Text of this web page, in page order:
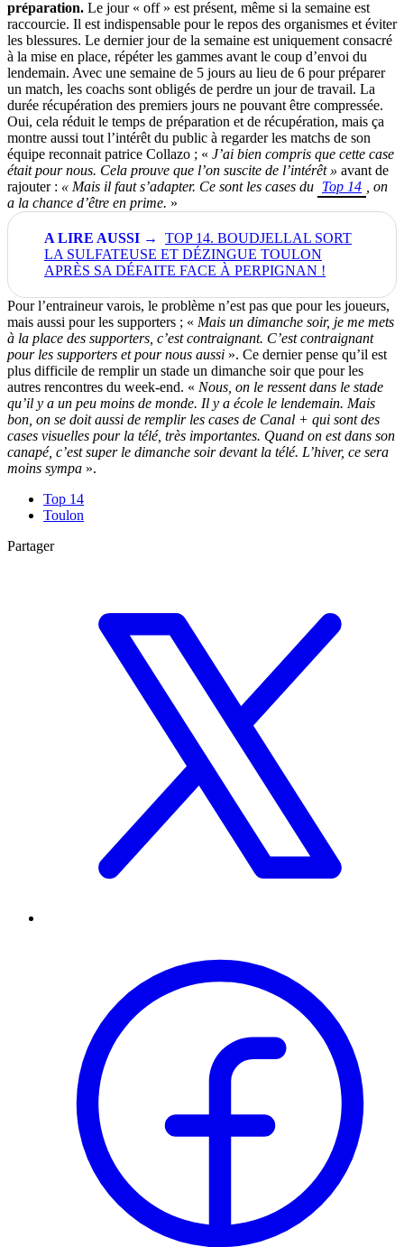
préparation. Le jour « off » est présent, même si la semaine est
raccourcie. Il est indispensable pour le repos des organismes et éviter
les blessures. Le dernier jour de la semaine est uniquement consacré
à la mise en place, répéter les gammes avant le coup d’envoi du
lendemain. Avec une semaine de 5 jours au lieu de 6 pour préparer
un match, les coachs sont obligés de perdre un jour de travail. La
durée récupération des premiers jours ne pouvant être compressée.
Oui, cela réduit le temps de préparation et de récupération, mais ça
montre aussi tout l’intérêt du public à regarder les matchs de son
équipe reconnait patrice Collazo ; « J’ai bien compris que cette case
était pour nous. Cela prouve que l’on suscite de l’intérêt » avant de
rajouter : « Mais il faut s’adapter. Ce sont les cases du Top 14
, on
a la chance d’être en prime. »
TOP 14. BOUDJELLAL SORT
LA SULFATEUSE ET DÉZINGUE TOULON
APRÈS SA DÉFAITE FACE À PERPIGNAN !
Pour l’entraineur varois, le problème n’est pas que pour les joueurs,
mais aussi pour les supporters ; « Mais un dimanche soir, je me mets
à la place des supporters, c’est contraignant. C’est contraignant
pour les supporters et pour nous aussi ». Ce dernier pense qu’il est
plus difficile de remplir un stade un dimanche soir que pour les
autres rencontres du week-end. « Nous, on le ressent dans le stade
qu’il y a un peu moins de monde. Il y a école le lendemain. Mais
bon, on se doit aussi de remplir les cases de Canal + qui sont des
cases visuelles pour la télé, très importantes. Quand on est dans son
canapé, c’est super le dimanche soir devant la télé. L’hiver, ce sera
moins sympa ».
Top 14
Toulon
Partager